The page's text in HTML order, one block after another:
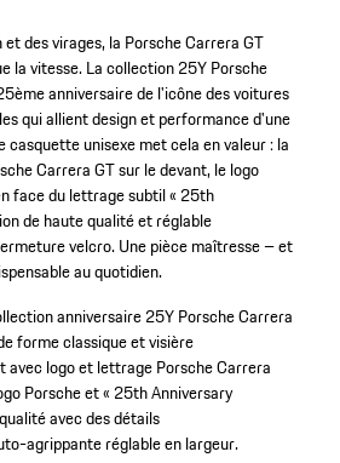
et des virages, la Porsche Carrera GT
la vitesse. La collection 25Y Porsche
anniversaire de l'icône des voitures
qui allient design et performance d'une
casquette unisexe met cela en valeur : la
Carrera GT sur le devant, le logo
face du lettrage subtil « 25th
de haute qualité et réglable
velcro. Une pièce maîtresse – et
au quotidien.
anniversaire 25Y Porsche Carrera
forme classique et visière
avec logo et lettrage Porsche Carrera
Porsche et « 25th Anniversary
avec des détails
agrippante réglable en largeur.